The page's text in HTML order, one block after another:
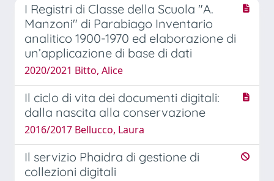
I Registri di Classe della Scuola "A.
Manzoni" di Parabiago Inventario
analitico 1900-1970 ed elaborazione di
un’applicazione di base di dati
2020/2021 Bitto, Alice
Il ciclo di vita dei documenti digitali:
dalla nascita alla conservazione
2016/2017 Bellucco, Laura
Il servizio Phaidra di gestione di
collezioni digitali